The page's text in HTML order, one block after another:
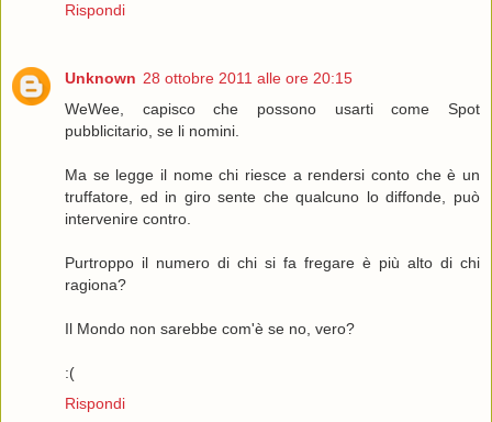
Rispondi
Unknown 28 ottobre 2011 alle ore 20:15
WeWee, capisco che possono usarti come Spot
pubblicitario, se li nomini.
Ma se legge il nome chi riesce a rendersi conto che è un
truffatore, ed in giro sente che qualcuno lo diffonde, può
intervenire contro.
Purtroppo il numero di chi si fa fregare è più alto di chi
ragiona?
Il Mondo non sarebbe com'è se no, vero?
:(
Rispondi